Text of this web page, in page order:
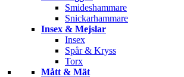
Smideshammare
Snickarhammare
Insex & Mejslar
Insex
Spår & Kryss
Torx
Mått & Mät